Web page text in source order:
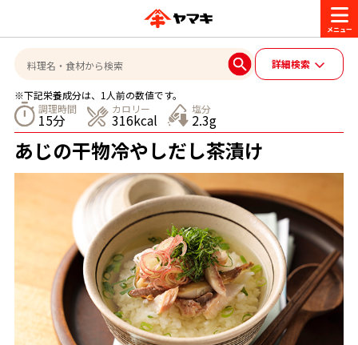
商品情報
ブランド一覧
ヤマキ『めんつゆ』 ヤマキ 割烹白だし
レシピ
おいしいレシピを探す
おいしいレシピトップ
主食レシピ
主菜レシピ
かつお節・だしを楽しむ
かつお節・だしを知る
だしの取り方
かつお節の削り方
CM・キャンペーン
キャンペーン一覧
企業・採用情報
企業情報
お問い合わせ
詳細検索
※下記栄養成分は、1人前の数値です。
調理時間
15分
カロリー
316kcal
塩分
2.3g
あじの干物冷やしだし茶漬け